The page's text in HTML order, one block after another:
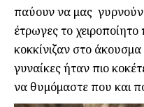
παύουν να μας
έτρωγες το
κοκκίνιζαν στο
γυναίκες ήταν πιο
να θυμόμαστε που και